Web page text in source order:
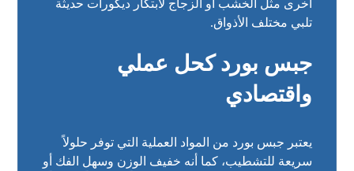
أخرى مثل الخشب أو الزجاج لابتكار ديكورات حديثة
تلبي مختلف الأذواق.
جبس بورد كحل عملي
واقتصادي
يعتبر جبس بورد من المواد العملية التي توفر حلولاً
سريعة للتشطيب، كما أنه خفيف الوزن وسهل الفك أو